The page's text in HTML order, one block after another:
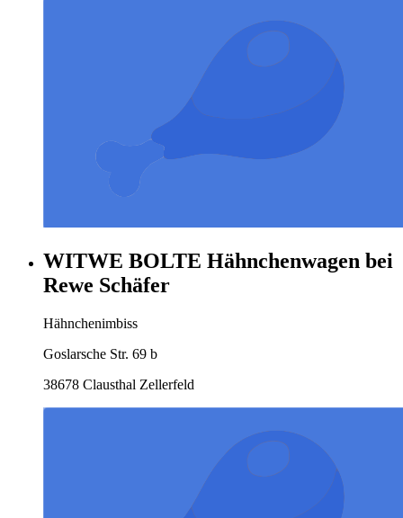
WITWE BOLTE Hähnchenwagen bei
Rewe Schäfer
Hähnchenimbiss
Goslarsche Str. 69 b
38678 Clausthal Zellerfeld